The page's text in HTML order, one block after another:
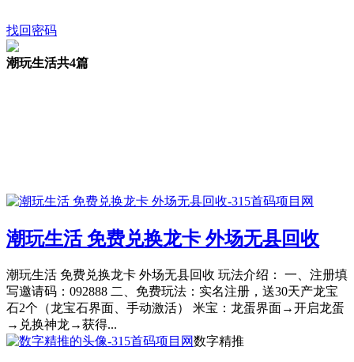
找回密码
潮玩生活共4篇
潮玩生活 免费兑换龙卡 外场无县回收
潮玩生活 免费兑换龙卡 外场无县回收 玩法介绍： 一、注册填
写邀请码：092888 二、免费玩法：实名注册，送30天产龙宝
石2个（龙宝石界面、手动激活） 米宝：龙蛋界面→开启龙蛋
→兑换神龙→获得...
数字精推